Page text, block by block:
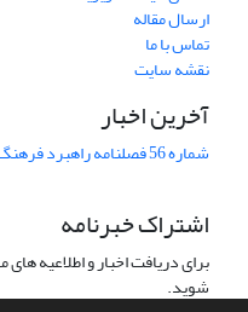
ارسال مقاله
تماس با ما
نقشه سایت
آخرین اخبار
شماره 56 فصلنامه راهبرد فرهنگ منتشر شد
اشتراک خبرنامه
برای دریافت اخبار و اطلاعیه
شوید.